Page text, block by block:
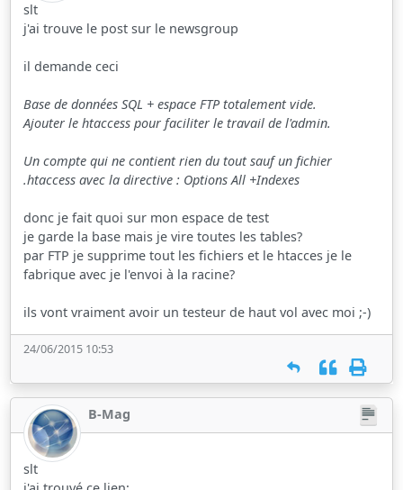
slt
j'ai trouve le post sur le newsgroup
il demande ceci
Base de données SQL + espace FTP totalement vide.
Ajouter le htaccess pour faciliter le travail de l'admin.
Un compte qui ne contient rien du tout sauf un fichier
.htaccess avec la directive : Options All +Indexes
donc je fait quoi sur mon espace de test
je garde la base mais je vire toutes les tables?
par FTP je supprime tout les fichiers et le htacces je le
fabrique avec je l'envoi à la racine?
ils vont vraiment avoir un testeur de haut vol avec moi ;-)
24/06/2015 10:53
B-Mag
slt